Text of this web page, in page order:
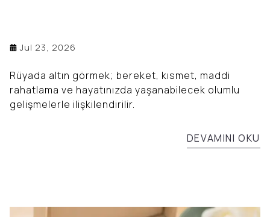
Jul 23, 2026
Rüyada altın görmek; bereket, kısmet, maddi
rahatlama ve hayatınızda yaşanabilecek olumlu
gelişmelerle ilişkilendirilir.
DEVAMINI OKU